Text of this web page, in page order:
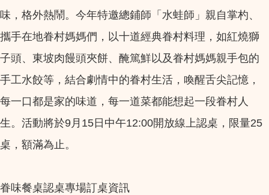
味，格外熱鬧。今年特邀總鋪師「水蛙師」親自掌杓、
攜手在地眷村媽媽們，以十道經典眷村料理，如紅燒獅
子頭、東坡肉饅頭夾餅、醃篤鮮以及眷村媽媽親手包的
手工水餃等，結合劇情中的眷村生活，喚醒舌尖記憶，
每一口都是家的味道，每一道菜都能想起一段眷村人
生。活動將於9月15日中午12:00開放線上認桌，限量25
桌，額滿為止。
眷味餐桌認桌專場訂桌資訊